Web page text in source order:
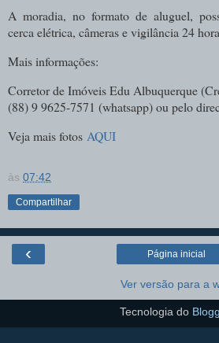
A moradia, no formato de aluguel,
cerca elétrica, câmeras e vigilância 24
Mais informações:
Corretor de Imóveis Edu Albuquerque (
(88) 9 9625-7571 (whatsapp) ou pelo
Veja mais fotos AQUI
às 07:42
Compartilhar
‹ Página inicial
Ver versão para a
Tecnologia do